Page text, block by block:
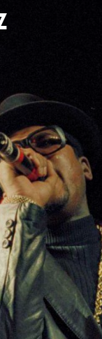
Playlists
Podcasts
Mixes